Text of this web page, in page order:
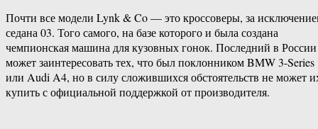
Почти все модели Lynk & Co — это кроссоверы, за
седана 03. Того самого, на базе которого и была создана
чемпионская машина для кузовных гонок. Последний в России
может заинтересовать тех, что был поклонником BMW 3-Series
или Audi A4, но в силу сложившихся обстоятельств не может
купить с официальной поддержкой от производителя.